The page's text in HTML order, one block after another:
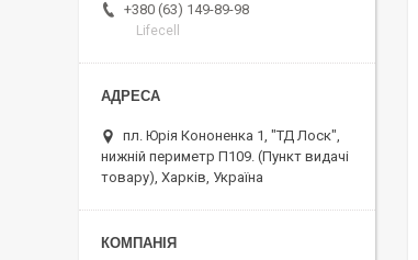
+380 (63) 149-89-98
Lifecell
пл. Юрія Кононенка 1, "ТД Лоск",
нижній периметр П109. (Пункт видачі
товару), Харків, Україна